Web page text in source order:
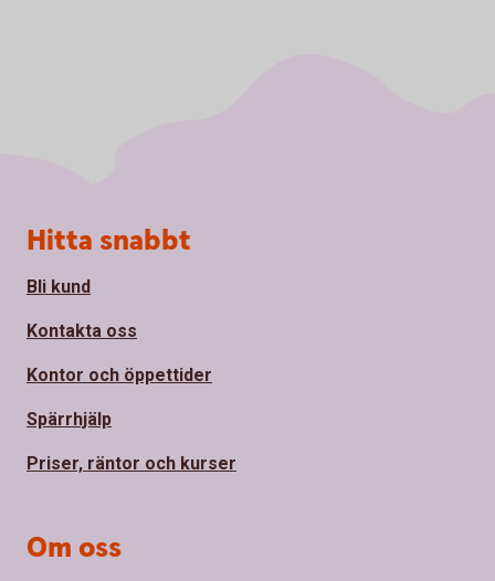
Sidfot
Hitta snabbt
Bli kund
Kontakta oss
Kontor och öppettider
Spärrhjälp
Priser, räntor och kurser
Om oss